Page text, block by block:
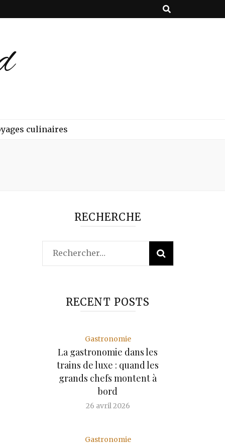
culinaires
RECHERCHE
Rechercher :
RECENT POSTS
Gastronomie
La gastronomie dans les
trains de luxe : quand les
grands chefs montent à
bord
26 avril 2026
Gastronomie